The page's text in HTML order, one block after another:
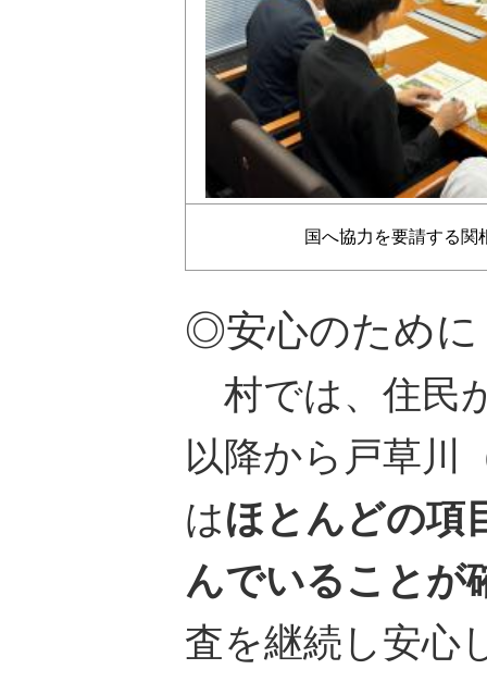
国へ協力を要請する関
◎安心のために
村では、住民
以降から戸草川
はほとんどの項
んでいることが
査を継続し安心